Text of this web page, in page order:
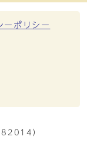
ーポリシー
）